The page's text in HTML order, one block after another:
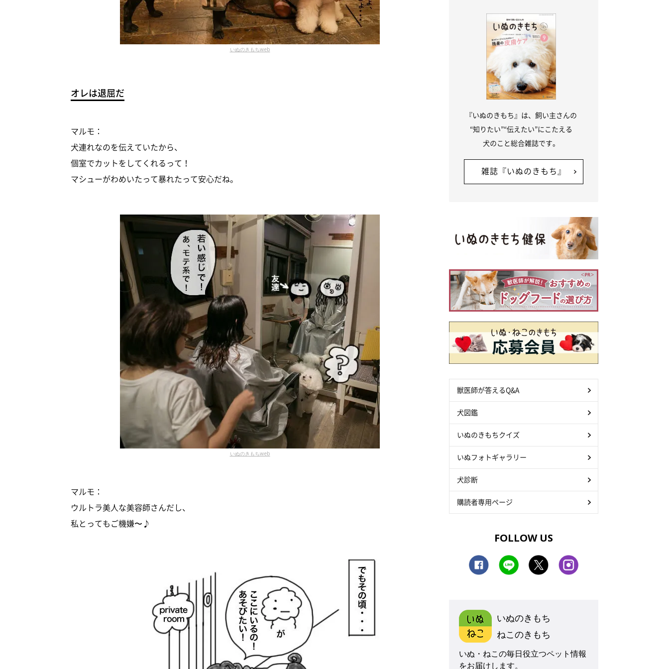
いぬのきもちweb
オレは退屈だ
マルモ：
犬連れなのを伝えていたから、
個室でカットをしてくれるって！
マシューがわめいたって暴れたって安心だね。
いぬのきもちweb
マルモ：
ウルトラ美人な美容師さんだし、
私とってもご機嫌〜♪
『いぬのきもち』は、飼い主さんの
“知りたい”“伝えたい”にこたえる
犬のこと総合雑誌です。
雑誌『いぬのきもち』
獣医師が答えるQ&A
犬図鑑
いぬのきもちクイズ
いぬフォトギャラリー
犬診断
購読者専用ページ
FOLLOW US
いぬのきもち
ねこのきもち
いぬ・ねこの毎日役立つペット情報
をお届けします。